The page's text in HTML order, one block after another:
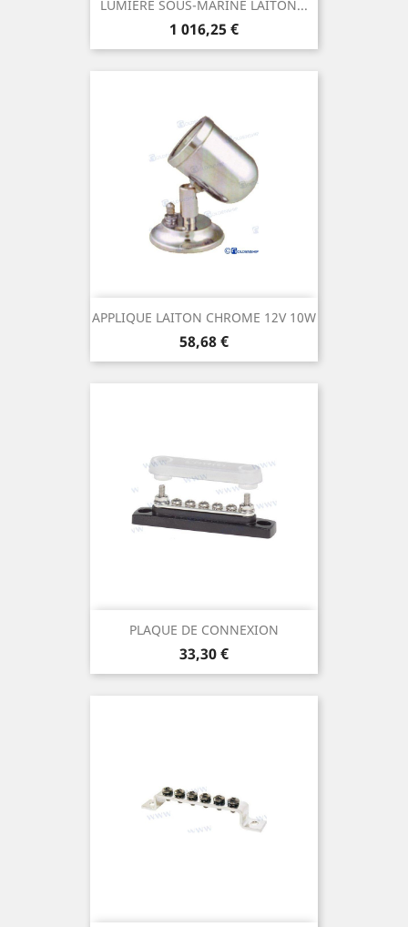
LUMIERE SOUS-MARINE LAITON...
Prix
1 016,25 €
APPLIQUE LAITON CHROME 12V 10W
Prix
58,68 €
PLAQUE DE CONNEXION
Prix
33,30 €